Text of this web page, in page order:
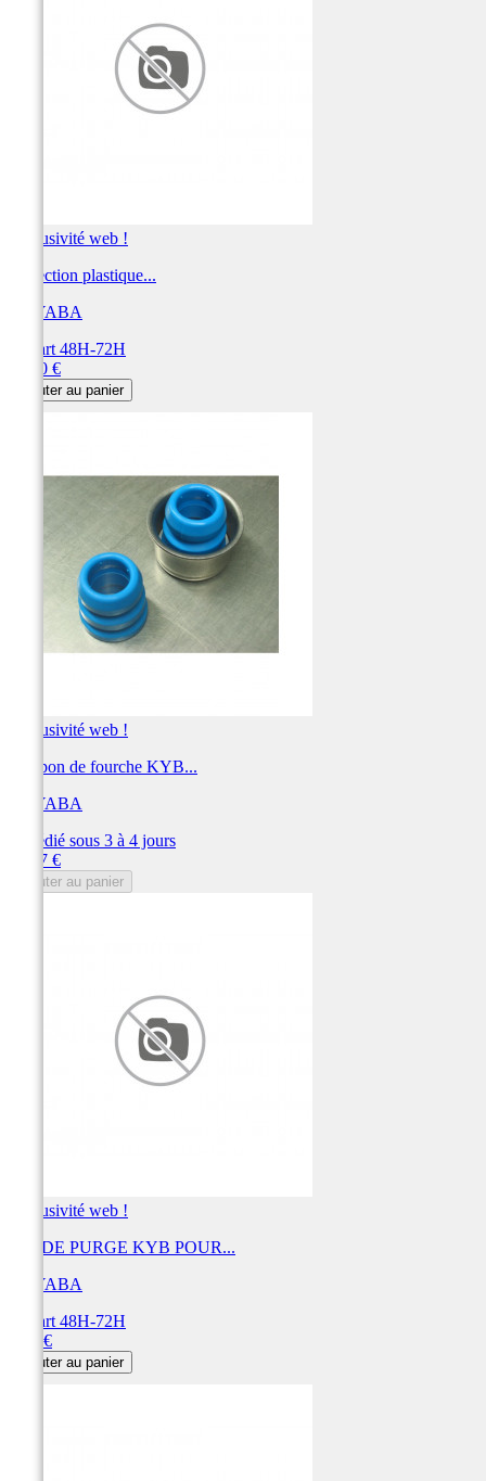
Exclusivité web !
Protection plastique...
KAYABA
Départ 48H-72H
31,80 €
Ajouter au panier
Exclusivité web !
Tampon de fourche KYB...
KAYABA
Expédié sous 3 à 4 jours
13,97 €
Ajouter au panier
Exclusivité web !
VIS DE PURGE KYB POUR...
KAYABA
Départ 48H-72H
6,67 €
Ajouter au panier